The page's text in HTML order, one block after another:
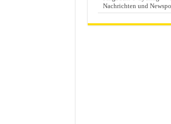
Nachrichten und